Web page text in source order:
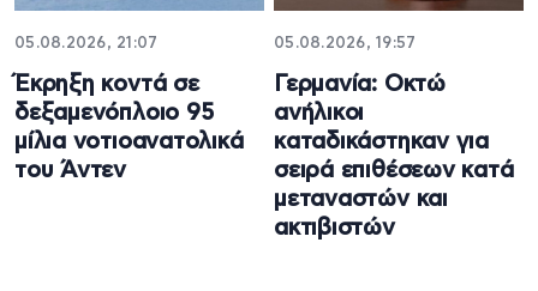
05.08.2026, 21:07
Έκρηξη κοντά σε
δεξαμενόπλοιο 95
μίλια νοτιοανατολικά
του Άντεν
05.08.2026, 19:57
Γερμανία: Οκτώ
ανήλικοι
καταδικάστηκαν για
σειρά επιθέσεων κατά
μεταναστών και
ακτιβιστών